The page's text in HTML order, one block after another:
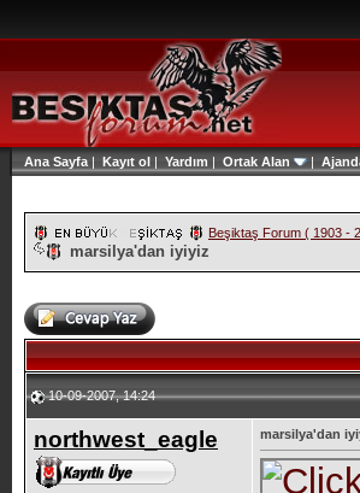
Ana Sayfa | Kayıt ol | Yardım | Ortak Alan |
Beşiktaş Forum ( 1903 -
marsilya'dan iyiyiz
10-09-2007, 14:24
northwest_eagle marsilya'dan